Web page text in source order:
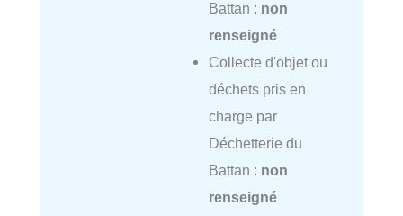
Battan : non
renseigné
Collecte d'objet ou
déchets pris en
charge par
Déchetterie du
Battan : non
renseigné